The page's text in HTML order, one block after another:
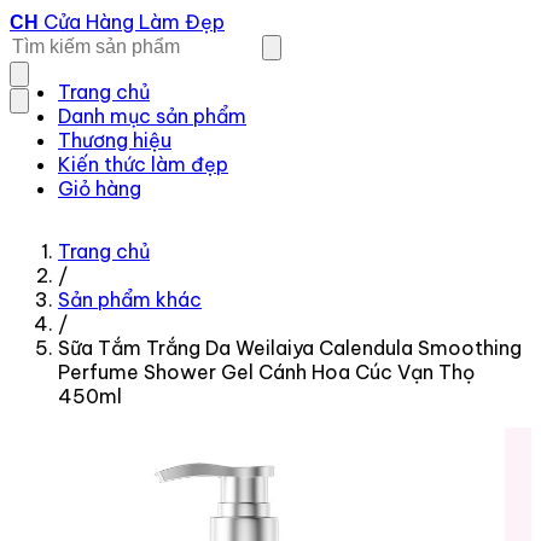
CH Cửa Hàng Làm Đẹp
Trang chủ
Danh mục sản phẩm
Thương hiệu
Kiến thức làm đẹp
Giỏ hàng
Trang chủ
/
Sản phẩm khác
/
Sữa Tắm Trắng Da Weilaiya Calendula Smoothing
Perfume Shower Gel Cánh Hoa Cúc Vạn Thọ
450ml